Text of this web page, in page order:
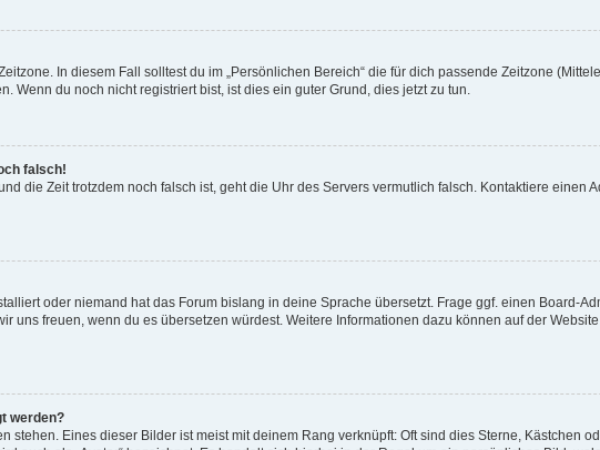
In diesem Fall solltest du im „Persönlichen Bereich“ die für dich passende Zeitzone
Wenn du noch nicht registriert bist, ist dies ein guter Grund, dies jetzt zu tun.
falsch!
die Zeit trotzdem noch falsch ist, geht die Uhr des Servers vermutlich falsch. Kontaktiere einen
oder niemand hat das Forum bislang in deine Sprache übersetzt. Frage ggf. einen Board-
uns freuen, wenn du es übersetzen würdest. Weitere Informationen dazu können auf der
werden?
stehen. Eines dieser Bilder ist meist mit deinem Rang verknüpft: Oft sind dies Sterne, Kästchen